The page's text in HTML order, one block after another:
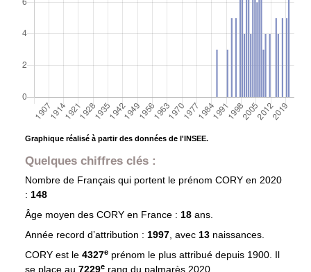
Graphique réalisé à partir des données de l'INSEE.
Quelques chiffres clés :
Nombre de Français qui portent le prénom CORY en 2020
: 148
Âge moyen des CORYen France : 18 ans.
Année record d’attribution : 1997, avec 13 naissances.
CORY est le 4327eprénom le plus attribué depuis 1900. Il
se place au 7229e rang du palmarès 2020.